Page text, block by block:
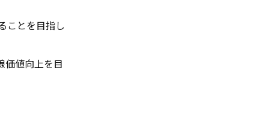
ことを目指し
価値向上を目